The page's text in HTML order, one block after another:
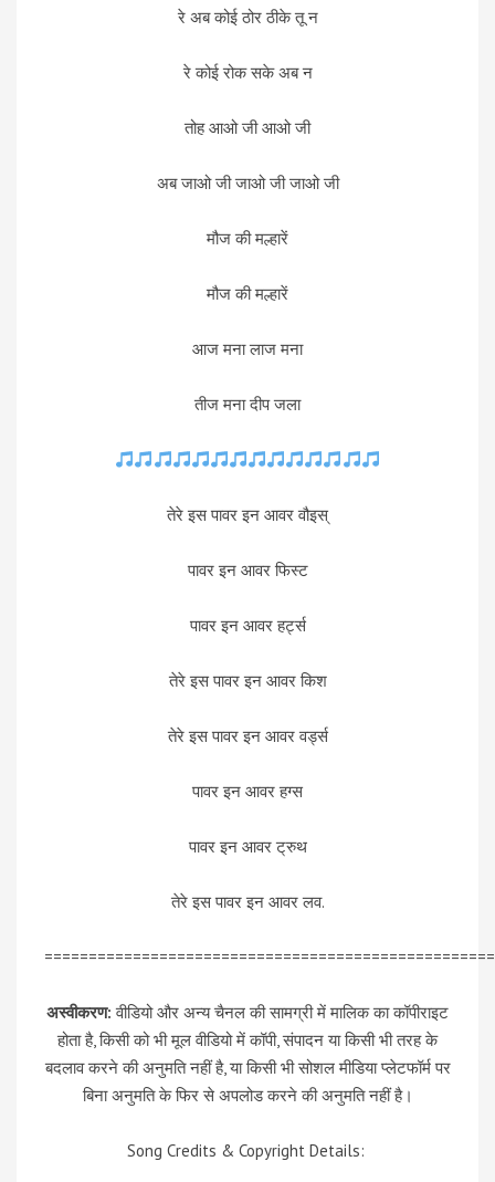
रे अब कोई ठोर ठीके तू न
रे कोई रोक सके अब न
तोह आओ जी आओ जी
अब जाओ जी जाओ जी जाओ जी
मौज की मल्हारें
मौज की मल्हारें
आज मना लाज मना
तीज मना दीप जला
तेरे इस पावर इन आवर वौइस्
पावर इन आवर फिस्ट
पावर इन आवर हर्ट्स
तेरे इस पावर इन आवर किश
तेरे इस पावर इन आवर वर्ड्स
पावर इन आवर हग्स
पावर इन आवर ट्रुथ
तेरे इस पावर इन आवर लव.
अस्वीकरण: वीडियो और अन्य चैनल की सामग्री में मालिक का कॉपीराइट
होता है, किसी को भी मूल वीडियो में कॉपी, संपादन या किसी भी तरह के
बदलाव करने की अनुमति नहीं है, या किसी भी सोशल मीडिया प्लेटफॉर्म पर
बिना अनुमति के फिर से अपलोड करने की अनुमति नहीं है।
Song Credits & Copyright Details: